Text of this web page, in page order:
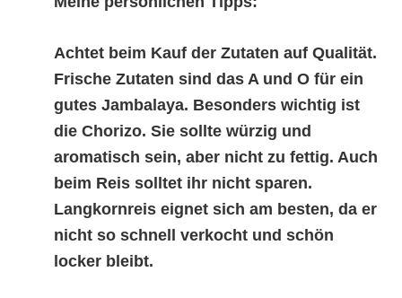
Achtet beim Kauf der Zutaten auf Qualität.
Frische Zutaten sind das A und O für ein
gutes Jambalaya. Besonders wichtig ist
die Chorizo. Sie sollte würzig und
aromatisch sein, aber nicht zu fettig. Auch
beim Reis solltet ihr nicht sparen.
Langkornreis eignet sich am besten, da er
nicht so schnell verkocht und schön
locker bleibt.